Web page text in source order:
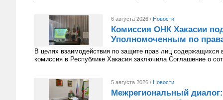
6 августа 2026 / Новости
Комиссия ОНК Хакасии
Уполномоченным по
В целях взаимодействия по защите прав лиц
комиссия в Республике Хакасия заключила Соглашение о
5 августа 2026 / Новости
Межрегиональный